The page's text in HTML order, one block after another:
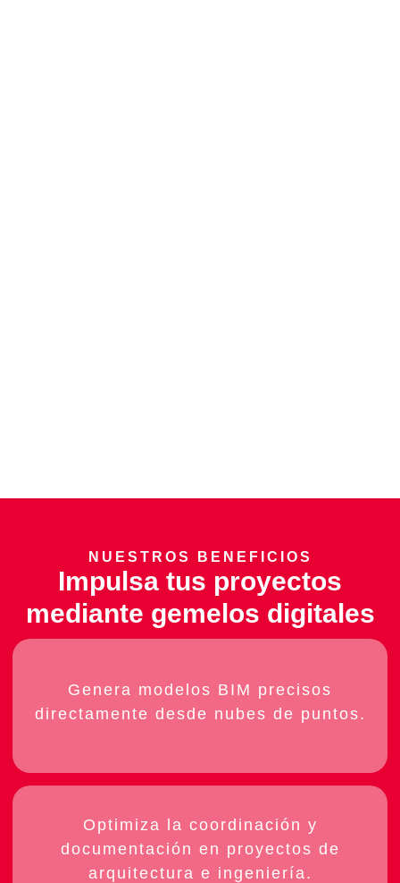
NUESTROS BENEFICIOS
Impulsa tus proyectos
mediante gemelos digitales
Genera modelos BIM precisos
directamente desde nubes de puntos.
Optimiza la coordinación y
documentación en proyectos de
arquitectura e ingeniería.